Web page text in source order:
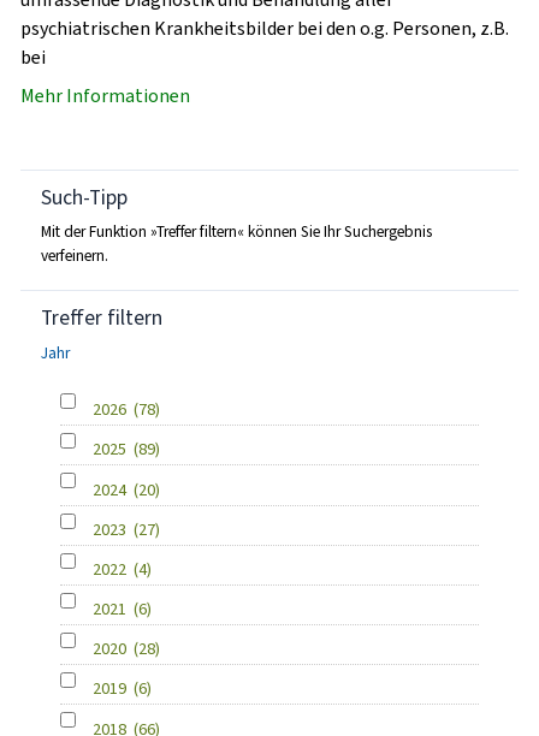
psychiatrischen Krankheitsbilder bei den o.g. Personen, z.B.
bei
Mehr Informationen
Such-Tipp
Mit der Funktion »Treffer filtern« können Sie Ihr Suchergebnis
verfeinern.
Treffer filtern
Jahr
2026 (78)
2025 (89)
2024 (20)
2023 (27)
2022 (4)
2021 (6)
2020 (28)
2019 (6)
2018 (66)